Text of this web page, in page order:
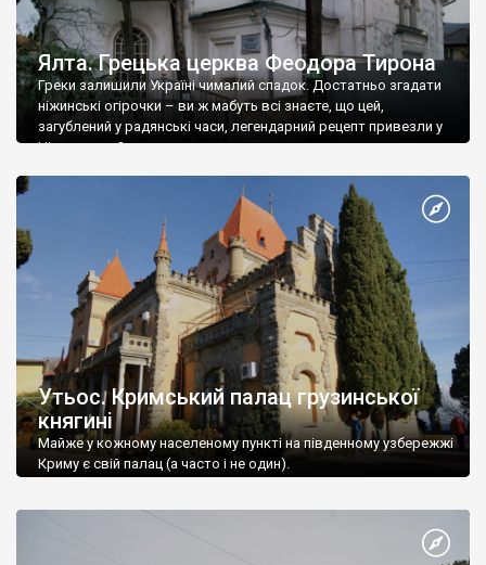
Ялта. Грецька церква Феодора Тирона
Греки залишили Україні чималий спадок. Достатньо згадати
ніжинські огірочки – ви ж мабуть всі знаєте, що цей,
загублений у радянські часи, легендарний рецепт привезли у
Ніжин греки?
Утьос. Кримський палац грузинської
княгині
Майже у кожному населеному пункті на південному узбережжі
Криму є свій палац (а часто і не один).